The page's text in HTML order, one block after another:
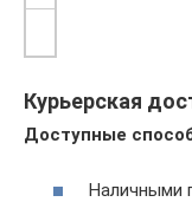
Курьерская
Доступные
Наличными